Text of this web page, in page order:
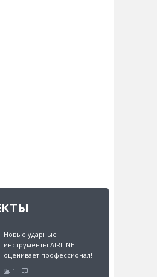
Новые ударные
инструменты AIRLINE —
оценивает профессионал!
1